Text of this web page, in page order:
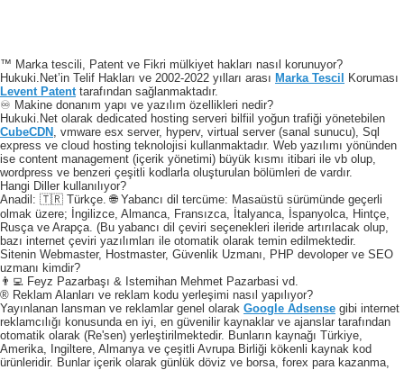
™ Marka tescili, Patent ve Fikri mülkiyet hakları nasıl korunuyor?
Hukuki.Net’in Telif Hakları ve 2002-2022 yılları arası Marka Tescil Koruması
Levent Patent tarafından sağlanmaktadır.
♾️ Makine donanım yapı ve yazılım özellikleri nedir?
Hukuki.Net olarak dedicated hosting serveri bilfiil yoğun trafiği yönetebilen
CubeCDN , vmware esx server, hyperv, virtual server (sanal sunucu), Sql
express ve cloud hosting teknolojisi kullanmaktadır. Web yazılımı yönünden
ise content management (içerik yönetimi) büyük kısmı itibari ile vb olup,
wordpress ve benzeri çeşitli kodlarla oluşturulan bölümleri de vardır.
Hangi Diller kullanılıyor?
Anadil: 🇹🇷 Türkçe. 🌐 Yabancı dil tercüme: Masaüstü sürümünde geçerli
olmak üzere; İngilizce, Almanca, Fransızca, İtalyanca, İspanyolca, Hintçe,
Rusça ve Arapça. (Bu yabancı dil çeviri seçenekleri ileride artırılacak olup,
bazı internet çeviri yazılımları ile otomatik olarak temin edilmektedir.
Sitenin Webmaster, Hostmaster, Güvenlik Uzmanı, PHP devoloper ve SEO
uzmanı kimdir?
👨‍💻 Feyz Pazarbaşı & Istemihan Mehmet Pazarbasi vd.
® Reklam Alanları ve reklam kodu yerleşimi nasıl yapılıyor?
Yayınlanan lansman ve reklamlar genel olarak Google Adsense gibi internet
reklamcılığı konusunda en iyi, en güvenilir kaynaklar ve ajanslar tarafından
otomatik olarak (Re'sen) yerleştirilmektedir. Bunların kaynağı Türkiye,
Amerika, Ingiltere, Almanya ve çeşitli Avrupa Birliği kökenli kaynak kod
ürünleridir. Bunlar içerik olarak günlük döviz ve borsa, forex para kazanma,